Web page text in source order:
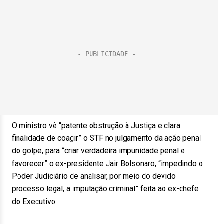
O ministro vê “patente obstrução à Justiça e clara
finalidade de coagir” o STF no julgamento da ação penal
do golpe, para “criar verdadeira impunidade penal e
favorecer” o ex-presidente Jair Bolsonaro, “impedindo o
Poder Judiciário de analisar, por meio do devido
processo legal, a imputação criminal” feita ao ex-chefe
do Executivo.